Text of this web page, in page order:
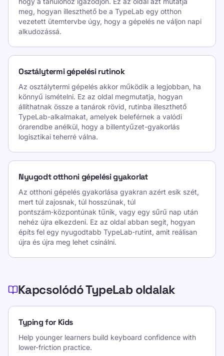
meg, hogyan illeszthető be a TypeLab egy otthon
vezetett ütemtervbe úgy, hogy a gépelés ne váljon napi
alkudozássá.
Osztálytermi gépelési rutinok
Az osztálytermi gépelés akkor működik a legjobban, ha
könnyű ismételni. Ez az oldal megmutatja, hogyan
állíthatnak össze a tanárok rövid, rutinba illeszthető
TypeLab-alkalmakat, amelyek beleférnek a valódi
órarendbe anélkül, hogy a billentyűzet-gyakorlás
logisztikai teherré válna.
Nyugodt otthoni gépelési gyakorlat
Az otthoni gépelés gyakorlása gyakran azért esik szét,
mert túl zajosnak, túl hosszúnak, túl
pontszám‑központúnak tűnik, vagy egy sűrű nap után
nehéz újra elkezdeni. Ez az oldal abban segít, hogyan
építs fel egy nyugodtabb TypeLab‑rutint, amit reálisan
újra és újra meg lehet csinálni.
Kapcsolódó TypeLab oldalak
Typing for Kids
Help younger learners build keyboard confidence with
lower-friction practice.